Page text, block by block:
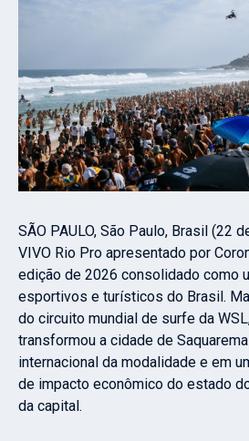
SÃO PAULO, São Paulo, Brasil (22
VIVO Rio Pro apresentado por
edição de 2026 consolidado como
esportivos e turísticos do Brasil.
do circuito mundial de surfe da
transformou a cidade de
internacional da modalidade e em
de impacto econômico do estado
da capital.